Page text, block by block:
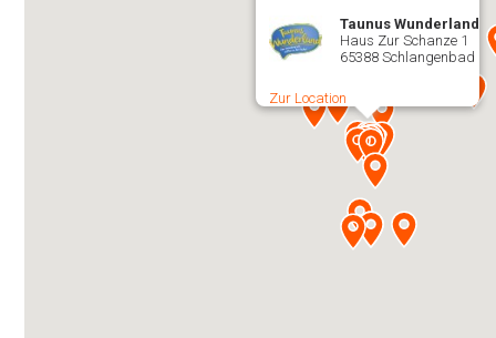
Taunus Wunderland
Haus Zur Schanze 1
65388 Schlangenbad
Zur Location